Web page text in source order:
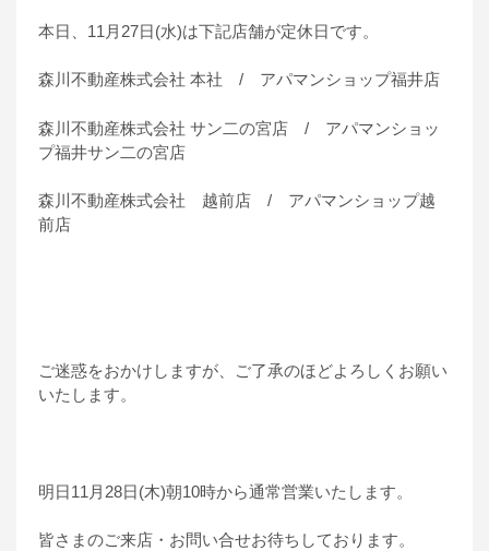
本日、11月27日(水)は下記店舗が定休日です。
森川不動産株式会社 本社 / アパマンショップ福井店
森川不動産株式会社 サン二の宮店 / アパマンショッ
プ福井サン二の宮店
森川不動産株式会社 越前店 / アパマンショップ越
前店
ご迷惑をおかけしますが、ご了承のほどよろしくお願い
いたします。
明日11月28日(木)朝10時から通常営業いたします。
皆さまのご来店・お問い合せお待ちしております。